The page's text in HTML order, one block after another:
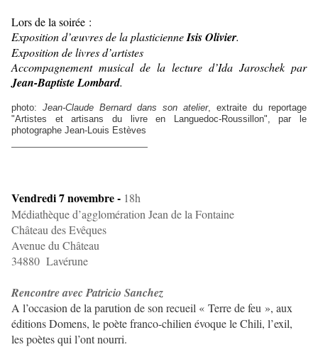
Lors de la soirée :
Exposition d’œuvres de la plasticienneIsis Olivier.
Exposition de livres d’artistes
Accompagnement musical de la lecture d’Ida Jaroschek par
Jean-Baptiste Lombard.
photo: Jean-Claude Bernard dans son atelier, extraite du reportage
"Artistes et artisans du livre en Languedoc-Roussillon", par le
photographe Jean-Louis Estèves
Vendredi 7 novembre - 18h
Médiathèque d’agglomération Jean de la Fontaine
Château des Evêques
Avenue du Château
34880 Lavérune
Rencontre avec Patricio Sanchez
A l’occasion de la parution de son recueil « Terre de feu », aux
éditions Domens, le poète franco-chilien évoque le Chili, l’exil,
les poètes qui l’ont nourri.